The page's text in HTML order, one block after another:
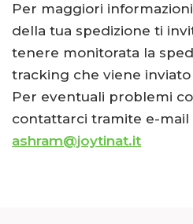
Per maggiori
della tua spedizione ti
tenere monitorata la
tracking che viene
Per eventuali problemi
contattarci tramite e-mail
ashram@joytinat.it